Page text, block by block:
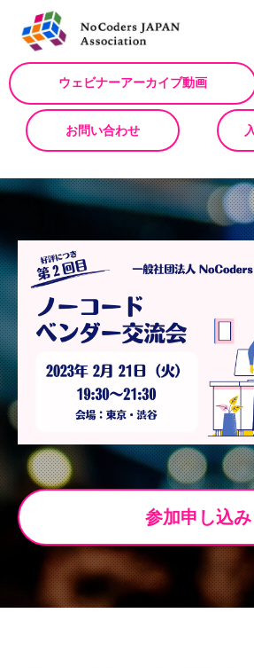
ウェビナーアーカイブ動画
お問い合わせ
ミッション
お知らせ/NEWS
入会について
No Code サービスを動画
ノーコードコラム
参加申し込み